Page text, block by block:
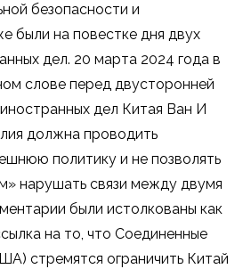
безопасности и
были на повестке дня двух
дел. 20 марта 2024 года в
слове перед двусторонней
дел Китая Ван И
должна проводить
политику и не позволять
нарушать связи между двумя
были истолкованы как
на то, что Соединенные
стремятся ограничить Китай